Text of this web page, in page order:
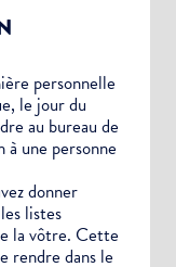
personnelle
le jour du
au bureau de
une personne
donner
listes
la vôtre. Cette
rendre dans le